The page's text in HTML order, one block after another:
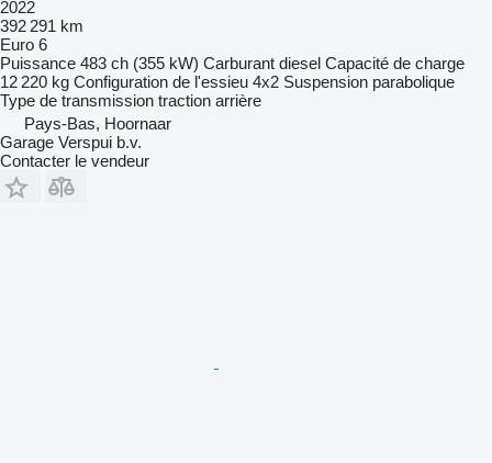
2022
392 291 km
Euro 6
Puissance 483 ch (355 kW) Carburant diesel Capacité de charge
12 220 kg Configuration de l'essieu 4x2 Suspension parabolique
Type de transmission traction arrière
Pays-Bas, Hoornaar
Garage Verspui b.v.
Contacter le vendeur